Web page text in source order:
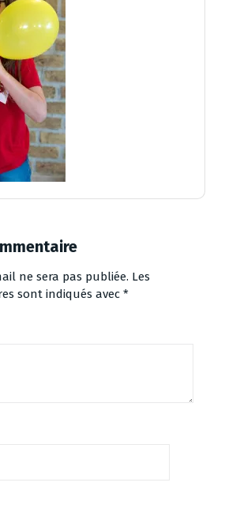
ne sera pas publiée. Les
sont indiqués avec *